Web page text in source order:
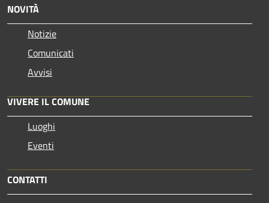
NOVITÀ
Notizie
Comunicati
Avvisi
VIVERE IL COMUNE
Luoghi
Eventi
CONTATTI